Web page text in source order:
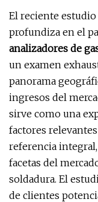
El reciente
profundiza en el
analizadores de
un examen
panorama
ingresos del
sirve como una
factores
referencia
facetas del
soldadura. El
de clientes